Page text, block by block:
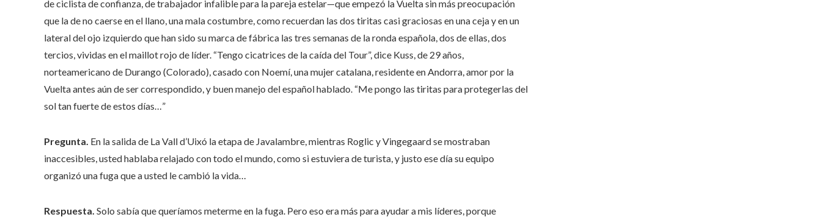
de ciclista de confianza, de trabajador infalible para la pareja estelar—que empezó la Vuelta sin más preocupación
que la de no caerse en el llano, una mala costumbre, como recuerdan las dos tiritas casi graciosas en una ceja y en un
lateral del ojo izquierdo que han sido su marca de fábrica las tres semanas de la ronda española, dos de ellas, dos
tercios, vividas en el maillot rojo de líder. “Tengo cicatrices de la caída del Tour”, dice Kuss, de 29 años,
norteamericano de Durango (Colorado), casado con Noemí, una mujer catalana, residente en Andorra, amor por la
Vuelta antes aún de ser correspondido, y buen manejo del español hablado. “Me pongo las tiritas para protegerlas del
sol tan fuerte de estos días…”
Pregunta. En la salida de La Vall d’Uixó la etapa de Javalambre, mientras Roglic y Vingegaard se mostraban
inaccesibles, usted hablaba relajado con todo el mundo, como si estuviera de turista, y justo ese día su equipo
organizó una fuga que a usted le cambió la vida…
Respuesta. Solo sabía que queríamos meterme en la fuga. Pero eso era más para ayudar a mis líderes, porque